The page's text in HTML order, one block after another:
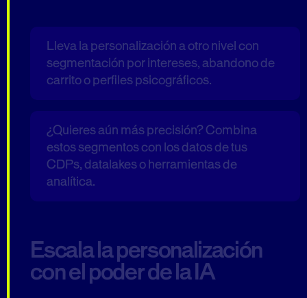
Lleva la personalización a otro nivel con
segmentación por intereses, abandono de
carrito o perfiles psicográficos.
¿Quieres aún más precisión? Combina
estos segmentos con los datos de tus
CDPs, datalakes o herramientas de
analítica.
Escala la personalización
con el poder de la IA